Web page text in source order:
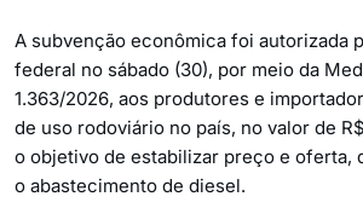
A subvenção econômica foi autorizada
federal no sábado (30), por meio da
1.363/2026, aos produtores e
de uso rodoviário no país, no valor de
o objetivo de estabilizar preço e oferta,
o abastecimento de diesel.